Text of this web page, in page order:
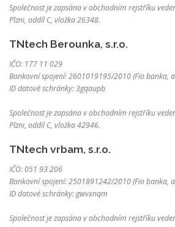
Společnost je zapsána v obchodním rejstříku
Plzni, oddíl C, vložka 26348.
TNtech Berounka, s.r.o.
IČO: 177 11 029
Bankovní spojení: 2601019195/2010 (Fio banka,
ID datové schránky: 3gqaupb
Společnost je zapsána v obchodním rejstříku
Plzni, oddíl C, vložka 42946.
TNtech vrbam, s.r.o.
IČO: 051 93 206
Bankovní spojení: 2501891242/2010 (Fio banka,
ID datové schránky: gwvxnqm
Společnost je zapsána v obchodním rejstříku